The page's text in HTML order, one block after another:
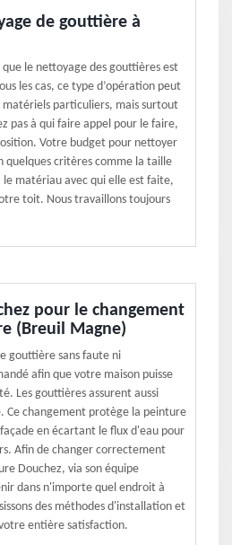
de gouttière à
que le nettoyage des gouttières est
les cas, ce type d’opération peut
particuliers, mais surtout
pas à qui faire appel pour le faire,
Votre budget pour nettoyer
quelques critères comme la taille
matériau avec qui elle est faite,
toit. Nous travaillons toujours
pour le changement
(Breuil Magne)
gouttière sans faute ni
afin que votre maison puisse
Les gouttières assurent aussi
Ce changement protège la peinture
en écartant le flux d'eau pour
Afin de changer correctement
Douchez, via son équipe
dans n'importe quel endroit à
des méthodes d'installation et
entière satisfaction.